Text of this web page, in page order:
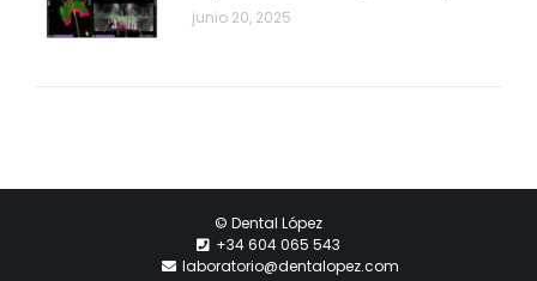
junio 20, 2025
© Dental López
+34 604 065 543
laboratorio@dentalopez.com